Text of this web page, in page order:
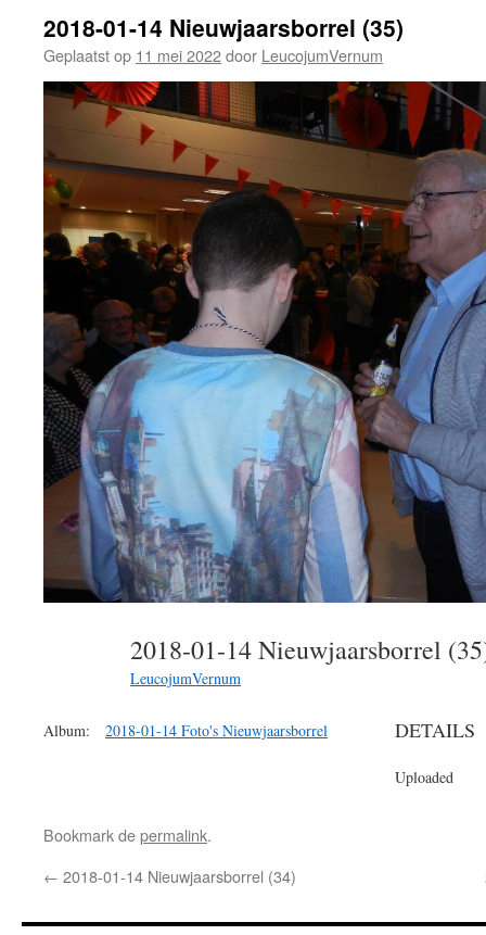
2018-01-14 Nieuwjaarsborrel (35)
Geplaatst op 11 mei 2022door LeucojumVernum
2018-01-14 Nieuwjaarsborrel
LeucojumVernum
Album: 2018-01-14 Foto's Nieuwjaarsborrel DETAILS
Uploaded
Bookmark depermalink.
← 2018-01-14 Nieuwjaarsborrel (34)